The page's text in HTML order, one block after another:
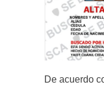
De acuerdo